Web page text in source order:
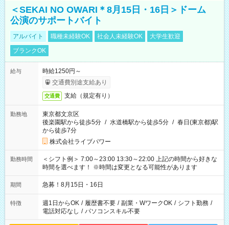
＜SEKAI NO OWARI＊8月15日・16日＞ドーム
公演のサポートバイト
アルバイト 職種未経験OK 社会人未経験OK
大学生歓迎
ブランクOK
給与
時給1250円～
交通費別途支給あり
交通費 支給（規定有り）
勤務地
東京都文京区
後楽園駅から徒歩5分 / 水道橋駅から徒歩5分 / 春日(東京都)駅
から徒歩7分
株式会社ライブパワー
勤務時間
＜シフト例＞ 7:00～23:00 13:30～22:00 上記の時間から好きな
時間を選べます！ ※時間は変更となる可能性があります
期間 急募！8月15日・16日
特徴 週1日からOK / 履歴書不要 / 副業・WワークOK / シフト勤務 /
電話対応なし / パソコンスキル不要